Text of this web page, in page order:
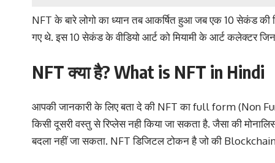
NFT के बारे लोगो का ध्यान तब आकर्षित हुआ जब एक 10 सेकंड की
गए थे. इस 10 सेकंड के वीडियो आर्ट को मियामी के आर्ट कलेक्टर
NFT क्या है? What is NFT in Hindi
आपकी जानकारी के लिए बता दे की NFT का full form (Non
किसी दूसरी वस्तु से रिप्लेस नही किया जा सकता है. जैसा की
बदला नहीं जा सकता. NFT डिजिटल टोकन है जो की